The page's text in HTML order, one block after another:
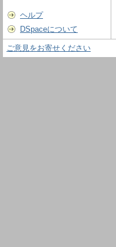
ヘルプ
DSpaceについて
ご意見をお寄せください